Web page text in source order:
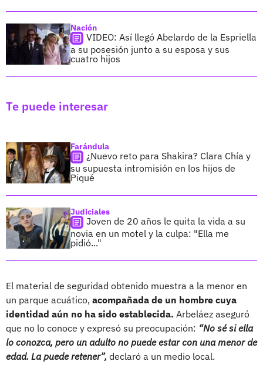
Nación
VIDEO: Así llegó Abelardo de la Espriella
a su posesión junto a su esposa y sus
cuatro hijos
Te puede interesar
Farándula
¿Nuevo reto para Shakira? Clara Chía y
su supuesta intromisión en los hijos de
Piqué
Judiciales
Joven de 20 años le quita la vida a su
novia en un motel y la culpa: "Ella me
pidió..."
El material de seguridad obtenido muestra a la menor en
un parque acuático, acompañada de un hombre cuya
identidad aún no ha sido establecida. Arbeláez aseguró
que no lo conoce y expresó su preocupación: “No sé si ella
lo conozca, pero un adulto no puede estar con una menor de
edad. La puede retener”, declaró a un medio local.